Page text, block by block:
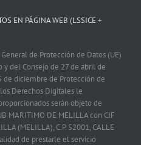
EN PÁGINA WEB (LSSICE +
de Protección de Datos (UE)
del Consejo de 27 de abril de
diciembre de Protección de
Derechos Digitales le
serán objeto de
MARITIMO DE MELILLA con CIF
(MELILLA), C.P. 52001, CALLE
de prestarle el servicio